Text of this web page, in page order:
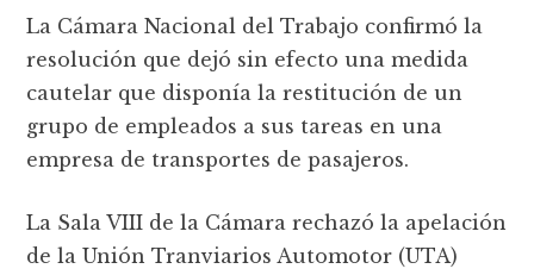
La Cámara Nacional del Trabajo confirmó la
resolución que dejó sin efecto una medida
cautelar que disponía la restitución de un
grupo de empleados a sus tareas en una
empresa de transportes de pasajeros.
La Sala VIII de la Cámara rechazó la apelación
de la Unión Tranviarios Automotor (UTA)